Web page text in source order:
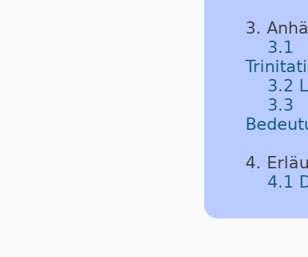
3.
3.1
3.2
3.3
4.
4.1